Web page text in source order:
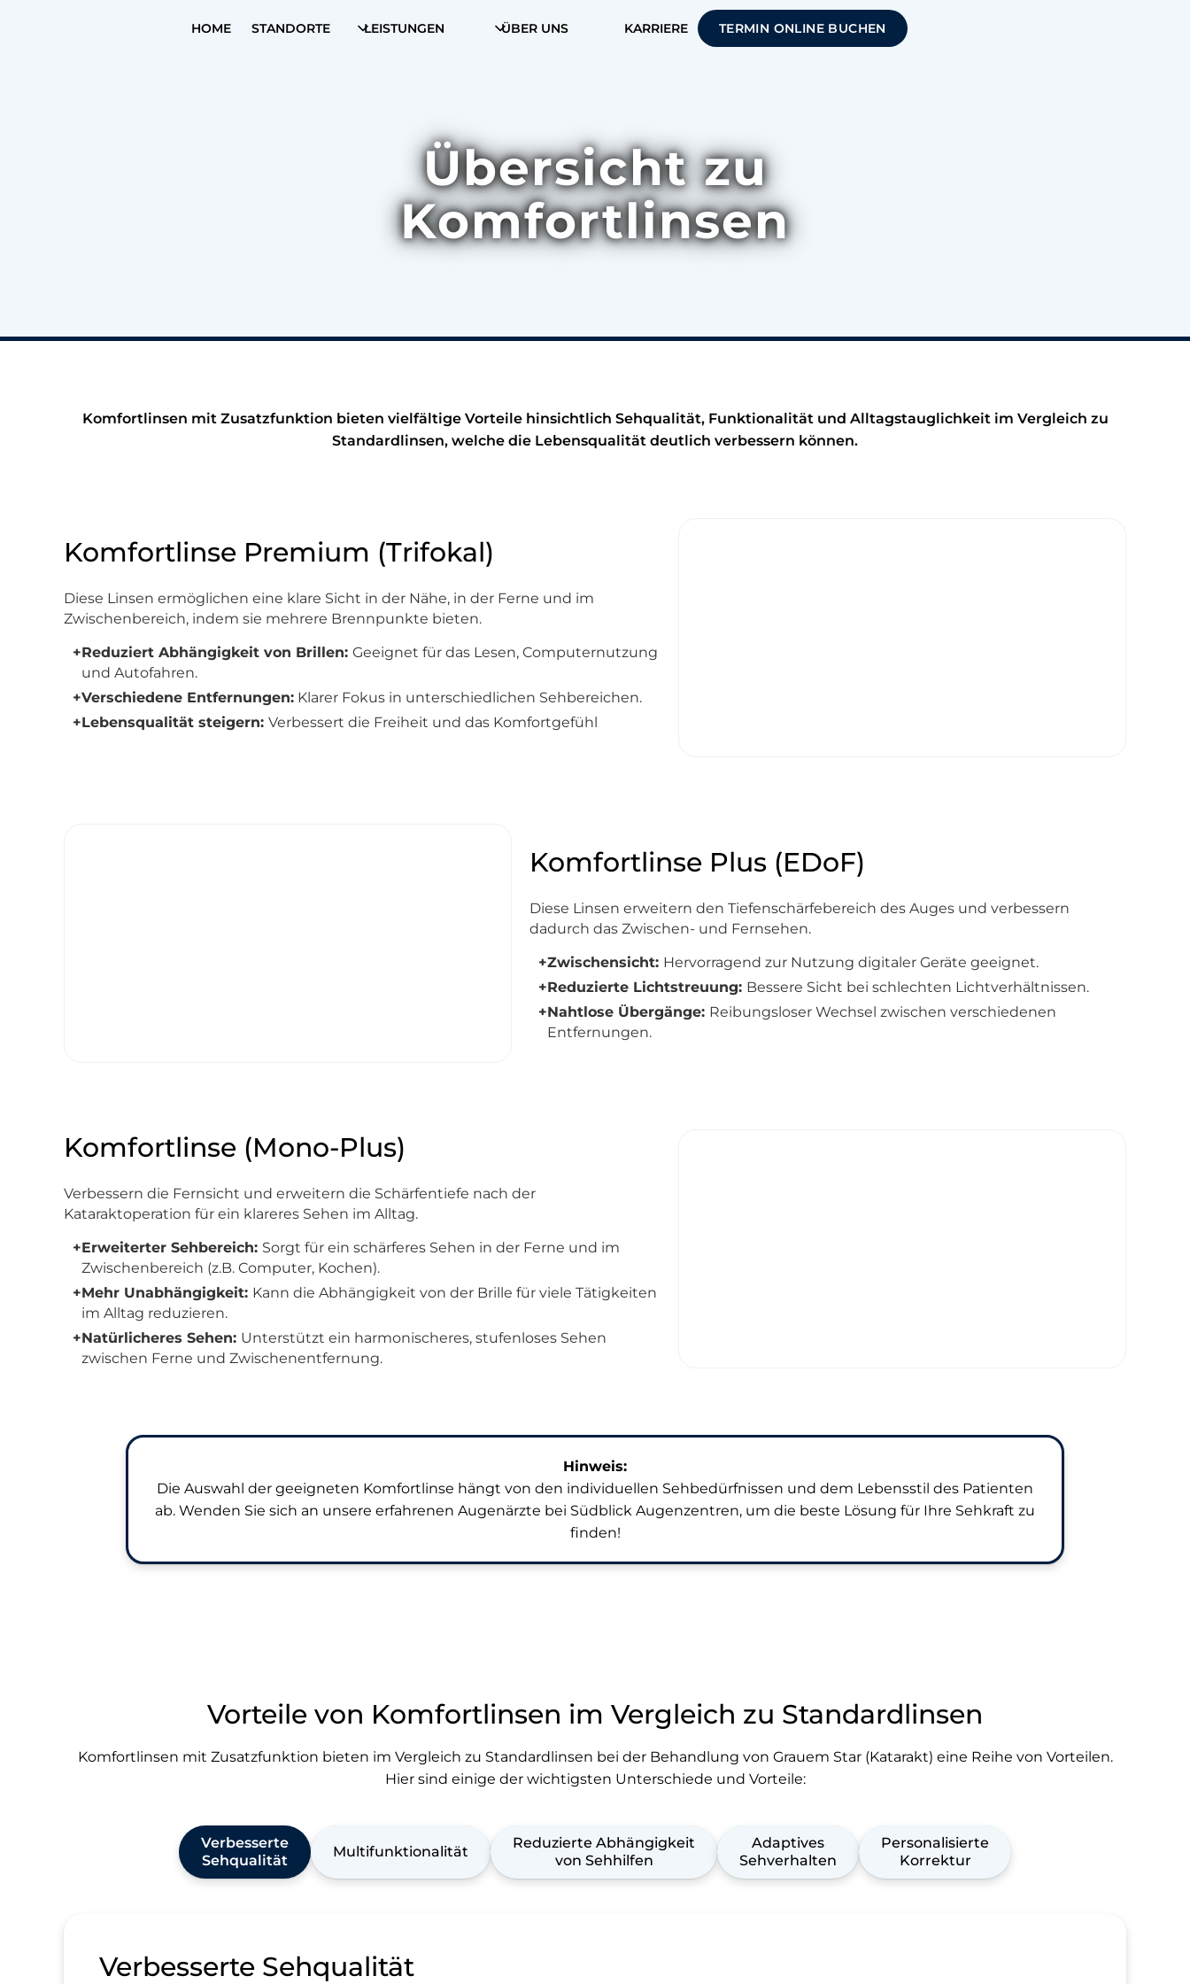
HOME STANDORTE LEISTUNGEN ÜBER UNS KARRIERE TERMIN ONLINE BUCHEN
Übersicht zu
Komfortlinsen
Komfortlinsen mit Zusatzfunktion bieten vielfältige Vorteile hinsichtlich Sehqualität, Funktionalität und Alltagstauglichkeit im Vergleich zu
Standardlinsen, welche die Lebensqualität deutlich verbessern können.
Komfortlinse Premium (Trifokal)
Diese Linsen ermöglichen eine klare Sicht in der Nähe, in der Ferne und im
Zwischenbereich, indem sie mehrere Brennpunkte bieten.
+Reduziert Abhängigkeit von Brillen: Geeignet für das Lesen, Computernutzung
und Autofahren.
+Verschiedene Entfernungen: Klarer Fokus in unterschiedlichen Sehbereichen.
+Lebensqualität steigern: Verbessert die Freiheit und das Komfortgefühl
Komfortlinse Plus (EDoF)
Diese Linsen erweitern den Tiefenschärfebereich des Auges und verbessern
dadurch das Zwischen- und Fernsehen.
+Zwischensicht: Hervorragend zur Nutzung digitaler Geräte geeignet.
+Reduzierte Lichtstreuung: Bessere Sicht bei schlechten Lichtverhältnissen.
+Nahtlose Übergänge: Reibungsloser Wechsel zwischen verschiedenen
Entfernungen.
Komfortlinse (Mono-Plus)
Verbessern die Fernsicht und erweitern die Schärfentiefe nach der
Kataraktoperation für ein klareres Sehen im Alltag.
+Erweiterter Sehbereich: Sorgt für ein schärferes Sehen in der Ferne und im
Zwischenbereich (z.B. Computer, Kochen).
+Mehr Unabhängigkeit: Kann die Abhängigkeit von der Brille für viele Tätigkeiten
im Alltag reduzieren.
+Natürlicheres Sehen: Unterstützt ein harmonischeres, stufenloses Sehen
zwischen Ferne und Zwischenentfernung.
Hinweis:
Die Auswahl der geeigneten Komfortlinse hängt von den individuellen Sehbedürfnissen und dem Lebensstil des Patienten
ab. Wenden Sie sich an unsere erfahrenen Augenärzte bei Südblick Augenzentren, um die beste Lösung für Ihre Sehkraft zu
finden!
Vorteile von Komfortlinsen im Vergleich zu Standardlinsen
Komfortlinsen mit Zusatzfunktion bieten im Vergleich zu Standardlinsen bei der Behandlung von Grauem Star (Katarakt) eine Reihe von Vorteilen.
Hier sind einige der wichtigsten Unterschiede und Vorteile:
Verbesserte
Sehqualität
Multifunktionalität
Reduzierte Abhängigkeit
von Sehhilfen
Adaptives
Sehverhalten
Personalisierte
Korrektur
Verbesserte Sehqualität